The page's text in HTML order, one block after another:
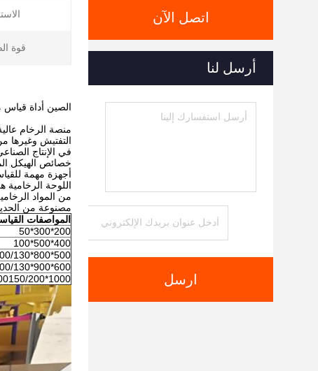
اتصل الآن
أرسل لنا
ارسل
قوة
الصين أداة
منصة الرخام
التفتيش وغيرها
في الإنتاج
خصائص الهيكل
أجهزة مهمة
اللوحة
من المواد
مصنوعة من
المواصفات
200*300*50
400*500*100
500*800*100/130
600*900*100/130
1000*900150/200